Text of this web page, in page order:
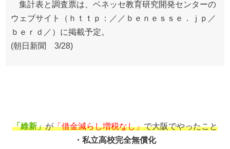
集計表と調査票は、ベネッセ教育研究開発センターの
ウェブサイト（ｈｔｔｐ：／／ｂｅｎｅｓｓｅ．ｊｐ／
ｂｅｒｄ／）に掲載予定。
(朝日新聞 3/28)
「維新」が「借金減らし増税なし」で大阪でやったこと
・私立高校完全無償化